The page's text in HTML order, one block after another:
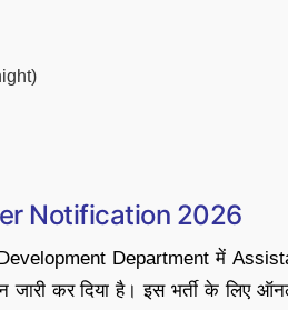
Notification 2026
Department में
जारी कर दिया है। इस भर्ती के लिए